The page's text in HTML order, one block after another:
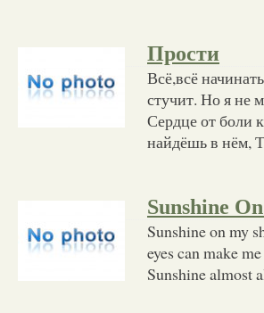
Прости
Всё,всё
стучит. Но я не
Сердце от боли
найдёшь в нём,
Sunshine
Sunshine on my
eyes can make
Sunshine almost